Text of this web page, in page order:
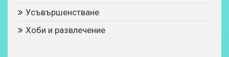
Усъвършенстване
Хоби и развлечение